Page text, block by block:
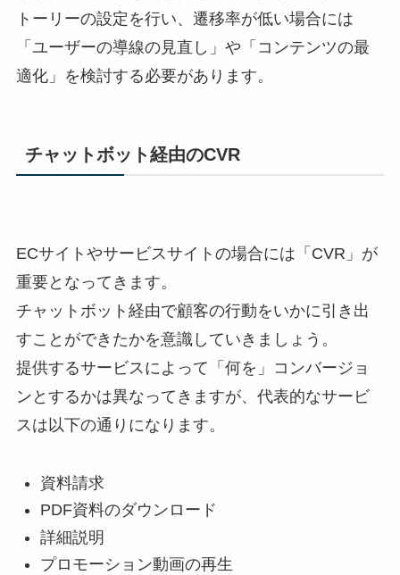
トーリーの設定を行い、遷移率が低い場合には
「ユーザーの導線の見直し」や「コンテンツの最
適化」を検討する必要があります。
チャットボット経由のCVR
ECサイトやサービスサイトの場合には「CVR」が
重要となってきます。
チャットボット経由で顧客の行動をいかに引き出
すことができたかを意識していきましょう。
提供するサービスによって「何を」コンバージョ
ンとするかは異なってきますが、代表的なサービ
スは以下の通りになります。
資料請求
PDF資料のダウンロード
詳細説明
プロモーション動画の再生